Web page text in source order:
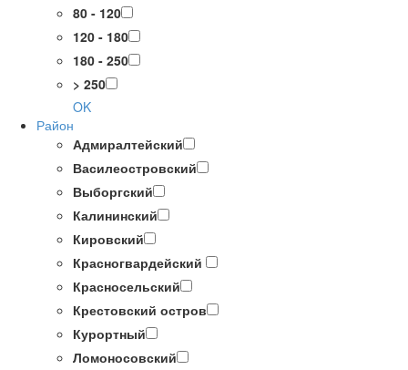
80 - 120
120 - 180
180 - 250
> 250
OK
Район
Адмиралтейский
Василеостровский
Выборгский
Калининский
Кировский
Красногвардейский
Красносельский
Крестовский остров
Курортный
Ломоносовский